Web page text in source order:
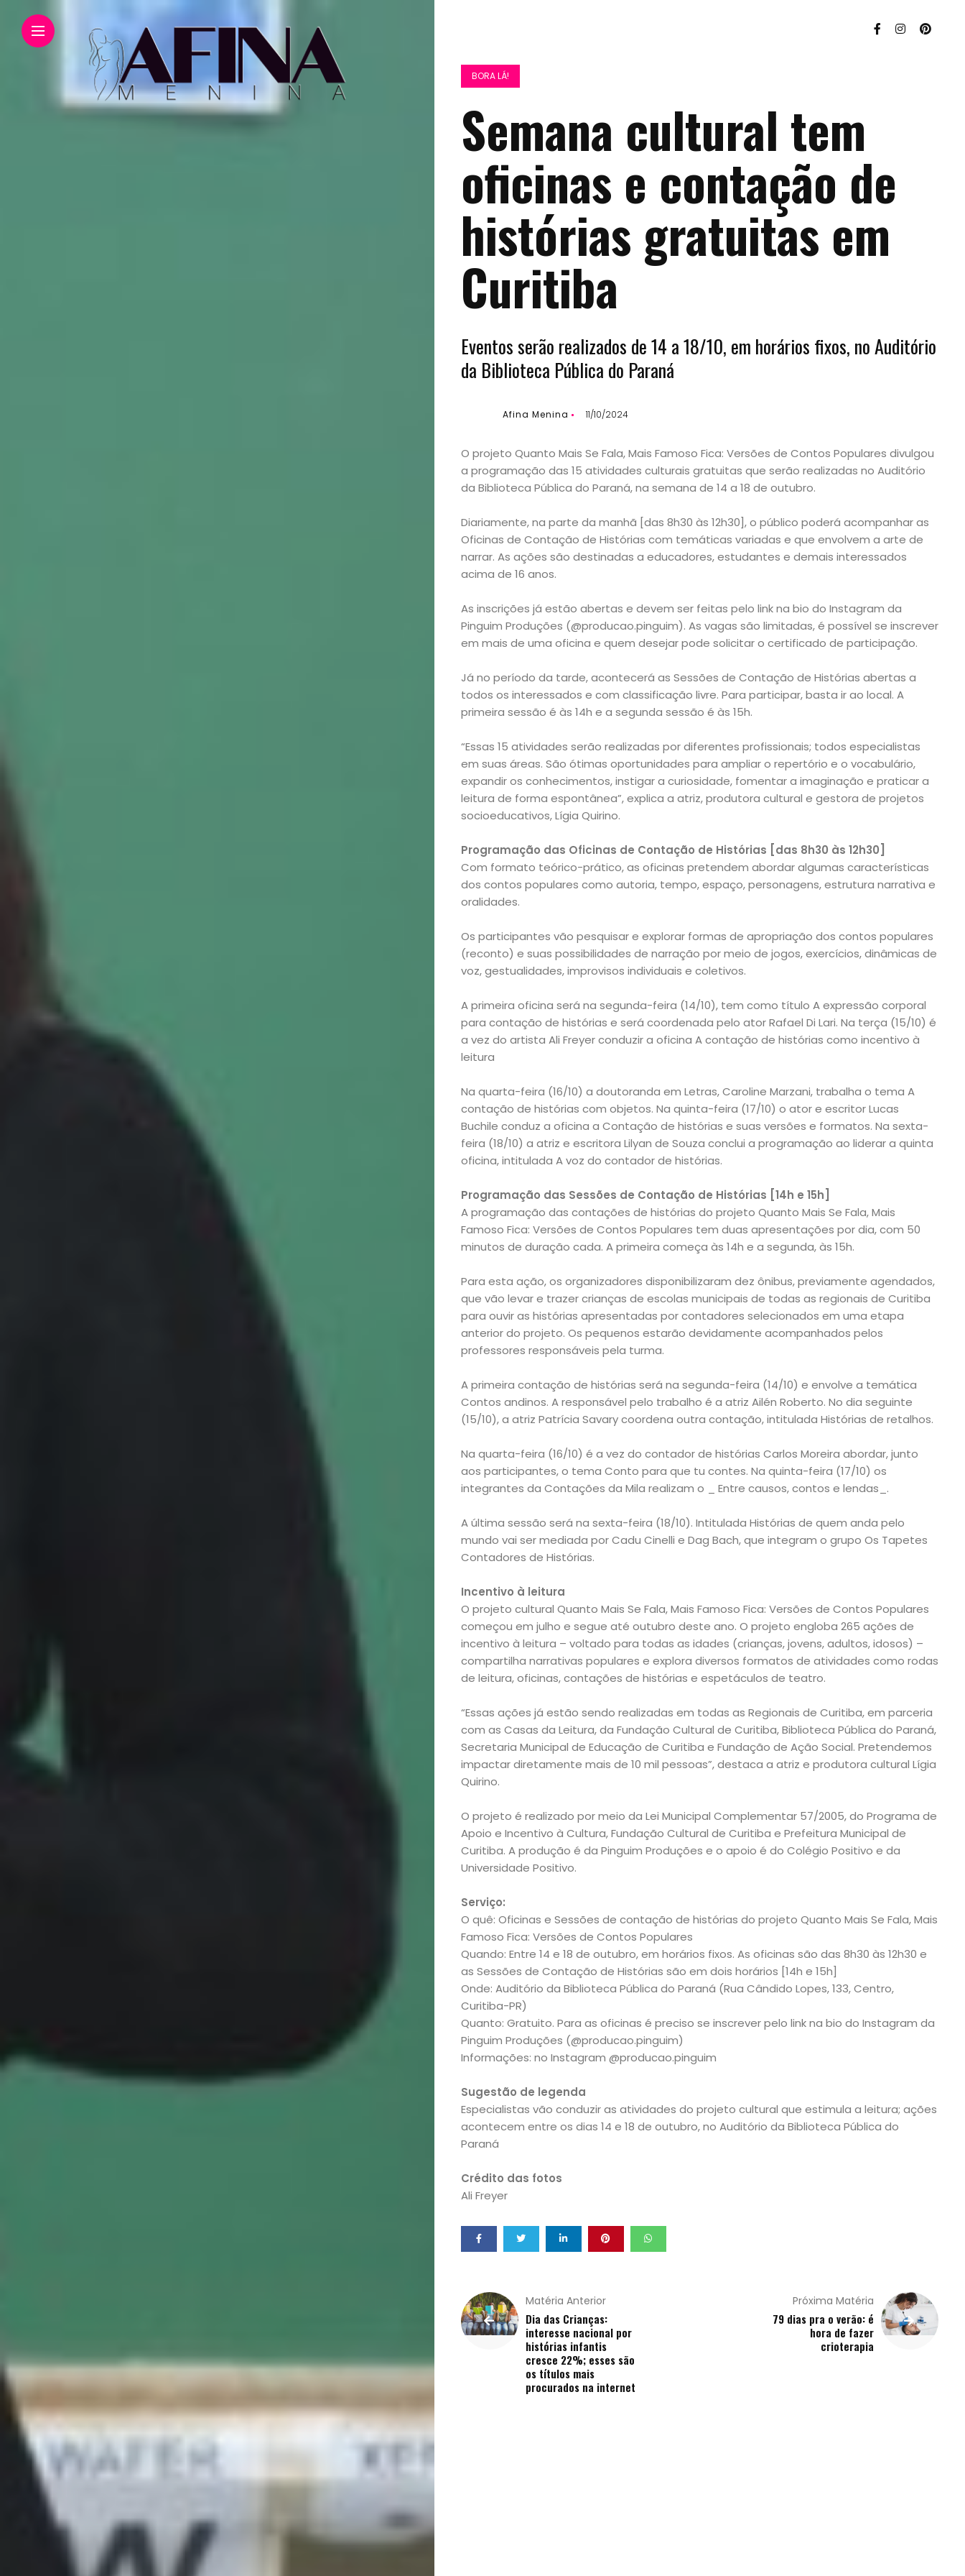
Início
Academia
Beleza
Bora
lá!
Casa
e
Decoração
Exclusiva
Homem
&
Filhos
Notícias
Opinião
Pets
Receitas
Saúde
e
Qualidade
de
Vida
Sexualidade
Variedades
Buscar
BORA LÁ!
Semana cultural tem
oficinas e contação de
histórias gratuitas em
Curitiba
Eventos serão realizados de 14 a 18/10, em horários fixos, no Auditório
da Biblioteca Pública do Paraná
Afina Menina 11/10/2024
O projeto Quanto Mais Se Fala, Mais Famoso Fica: Versões de Contos Populares divulgou
a programação das 15 atividades culturais gratuitas que serão realizadas no Auditório
da Biblioteca Pública do Paraná, na semana de 14 a 18 de outubro.
Diariamente, na parte da manhã [das 8h30 às 12h30], o público poderá acompanhar as
Oficinas de Contação de Histórias com temáticas variadas e que envolvem a arte de
narrar. As ações são destinadas a educadores, estudantes e demais interessados
acima de 16 anos.
As inscrições já estão abertas e devem ser feitas pelo link na bio do Instagram da
Pinguim Produções (@producao.pinguim). As vagas são limitadas, é possível se inscrever
em mais de uma oficina e quem desejar pode solicitar o certificado de participação.
Já no período da tarde, acontecerá as Sessões de Contação de Histórias abertas a
todos os interessados e com classificação livre. Para participar, basta ir ao local. A
primeira sessão é às 14h e a segunda sessão é às 15h.
“Essas 15 atividades serão realizadas por diferentes profissionais; todos especialistas
em suas áreas. São ótimas oportunidades para ampliar o repertório e o vocabulário,
expandir os conhecimentos, instigar a curiosidade, fomentar a imaginação e praticar a
leitura de forma espontânea”, explica a atriz, produtora cultural e gestora de projetos
socioeducativos, Lígia Quirino.
Programação das Oficinas de Contação de Histórias [das 8h30 às 12h30]
Com formato teórico-prático, as oficinas pretendem abordar algumas características
dos contos populares como autoria, tempo, espaço, personagens, estrutura narrativa e
oralidades.
Os participantes vão pesquisar e explorar formas de apropriação dos contos populares
(reconto) e suas possibilidades de narração por meio de jogos, exercícios, dinâmicas de
voz, gestualidades, improvisos individuais e coletivos.
A primeira oficina será na segunda-feira (14/10), tem como título A expressão corporal
para contação de histórias e será coordenada pelo ator Rafael Di Lari. Na terça (15/10) é
a vez do artista Ali Freyer conduzir a oficina A contação de histórias como incentivo à
leitura
Na quarta-feira (16/10) a doutoranda em Letras, Caroline Marzani, trabalha o tema A
contação de histórias com objetos. Na quinta-feira (17/10) o ator e escritor Lucas
Buchile conduz a oficina a Contação de histórias e suas versões e formatos. Na sexta-
feira (18/10) a atriz e escritora Lilyan de Souza conclui a programação ao liderar a quinta
oficina, intitulada A voz do contador de histórias.
Programação das Sessões de Contação de Histórias [14h e 15h]
A programação das contações de histórias do projeto Quanto Mais Se Fala, Mais
Famoso Fica: Versões de Contos Populares tem duas apresentações por dia, com 50
minutos de duração cada. A primeira começa às 14h e a segunda, às 15h.
Para esta ação, os organizadores disponibilizaram dez ônibus, previamente agendados,
que vão levar e trazer crianças de escolas municipais de todas as regionais de Curitiba
para ouvir as histórias apresentadas por contadores selecionados em uma etapa
anterior do projeto. Os pequenos estarão devidamente acompanhados pelos
professores responsáveis pela turma.
A primeira contação de histórias será na segunda-feira (14/10) e envolve a temática
Contos andinos. A responsável pelo trabalho é a atriz Ailén Roberto. No dia seguinte
(15/10), a atriz Patrícia Savary coordena outra contação, intitulada Histórias de retalhos.
Na quarta-feira (16/10) é a vez do contador de histórias Carlos Moreira abordar, junto
aos participantes, o tema Conto para que tu contes. Na quinta-feira (17/10) os
integrantes da Contações da Mila realizam o _ Entre causos, contos e lendas_.
A última sessão será na sexta-feira (18/10). Intitulada Histórias de quem anda pelo
mundo vai ser mediada por Cadu Cinelli e Dag Bach, que integram o grupo Os Tapetes
Contadores de Histórias.
Incentivo à leitura
O projeto cultural Quanto Mais Se Fala, Mais Famoso Fica: Versões de Contos Populares
começou em julho e segue até outubro deste ano. O projeto engloba 265 ações de
incentivo à leitura – voltado para todas as idades (crianças, jovens, adultos, idosos) –
compartilha narrativas populares e explora diversos formatos de atividades como rodas
de leitura, oficinas, contações de histórias e espetáculos de teatro.
“Essas ações já estão sendo realizadas em todas as Regionais de Curitiba, em parceria
com as Casas da Leitura, da Fundação Cultural de Curitiba, Biblioteca Pública do Paraná,
Secretaria Municipal de Educação de Curitiba e Fundação de Ação Social. Pretendemos
impactar diretamente mais de 10 mil pessoas”, destaca a atriz e produtora cultural Lígia
Quirino.
O projeto é realizado por meio da Lei Municipal Complementar 57/2005, do Programa de
Apoio e Incentivo à Cultura, Fundação Cultural de Curitiba e Prefeitura Municipal de
Curitiba. A produção é da Pinguim Produções e o apoio é do Colégio Positivo e da
Universidade Positivo.
Serviço:
O quê: Oficinas e Sessões de contação de histórias do projeto Quanto Mais Se Fala, Mais
Famoso Fica: Versões de Contos Populares
Quando: Entre 14 e 18 de outubro, em horários fixos. As oficinas são das 8h30 às 12h30 e
as Sessões de Contação de Histórias são em dois horários [14h e 15h]
Onde: Auditório da Biblioteca Pública do Paraná (Rua Cândido Lopes, 133, Centro,
Curitiba-PR)
Quanto: Gratuito. Para as oficinas é preciso se inscrever pelo link na bio do Instagram da
Pinguim Produções (@producao.pinguim)
Informações: no Instagram @producao.pinguim
Sugestão de legenda
Especialistas vão conduzir as atividades do projeto cultural que estimula a leitura; ações
acontecem entre os dias 14 e 18 de outubro, no Auditório da Biblioteca Pública do
Paraná
Crédito das fotos
Ali Freyer
Matéria Anterior
Dia das Crianças:
interesse nacional por
histórias infantis
cresce 22%; esses são
os títulos mais
procurados na internet
Próxima Matéria
79 dias pra o verão: é
hora de fazer
crioterapia